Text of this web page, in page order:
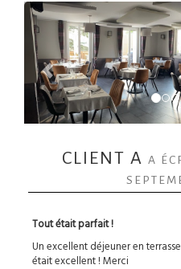
CLIENT A A
Tout était parfait !
Un excellent déjeuner en
était excellent ! Merci